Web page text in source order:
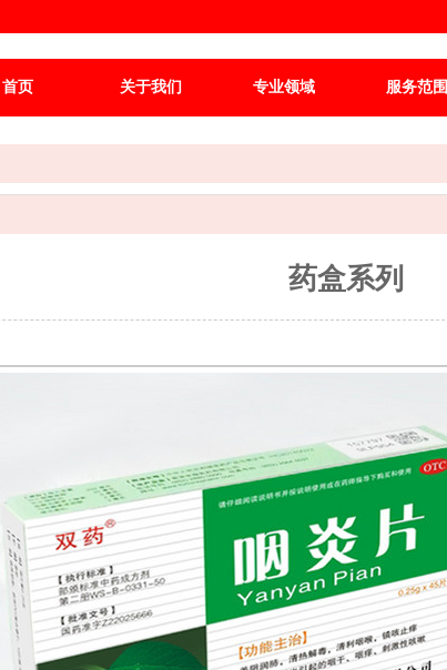
首页 关于我们 专业领域 服务范围
药盒系列